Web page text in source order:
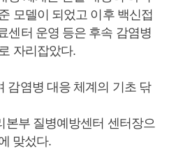
모델이 되었고 이후 백신접
센터 운영 등은 후속 감염병
자리잡았다.
감염병 대응 체계의 기초 닦
본부 질병예방센터 센터장으
맞섰다.